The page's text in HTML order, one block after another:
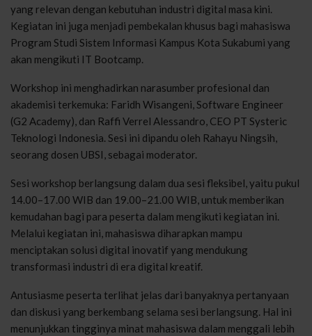
yang relevan dengan kebutuhan industri digital masa kini.
Kegiatan ini juga menjadi pembekalan khusus bagi mahasiswa
Program Studi Sistem Informasi Kampus Kota Sukabumi yang
akan mengikuti IT Bootcamp.
Workshop ini menghadirkan narasumber profesional dan
akademisi terkemuka: Faridh Wisangeni, Software Engineer
(G2 Academy), dan Raffi Verrel Alessandro, CEO PT Systeric
Teknologi Indonesia. Sesi ini dipandu oleh Rahayu Ningsih,
seorang dosen UBSI, sebagai moderator.
Sesi workshop berlangsung dalam dua sesi fleksibel, yaitu pukul
14.00–17.00 WIB dan 19.00–21.00 WIB, untuk memberikan
kemudahan bagi para peserta dalam mengikuti kegiatan ini.
Melalui kegiatan ini, mahasiswa diharapkan mampu
menciptakan solusi digital inovatif yang mendukung
transformasi industri di era digital kreatif.
Antusiasme peserta terlihat jelas dari banyaknya pertanyaan
dan diskusi yang berkembang selama sesi berlangsung. Hal ini
menunjukkan tingginya minat mahasiswa dalam menggali lebih